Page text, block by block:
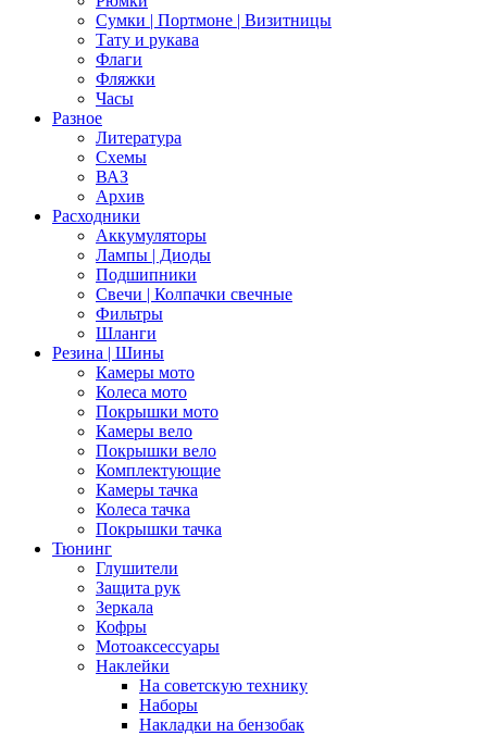
Сумки | Портмоне | Визитницы
Тату и рукава
Флаги
Фляжки
Часы
Разное
Литература
Схемы
ВАЗ
Архив
Расходники
Аккумуляторы
Лампы | Диоды
Подшипники
Свечи | Колпачки свечные
Фильтры
Шланги
Резина | Шины
Камеры мото
Колеса мото
Покрышки мото
Камеры вело
Покрышки вело
Комплектующие
Камеры тачка
Колеса тачка
Покрышки тачка
Тюнинг
Глушители
Защита рук
Зеркала
Кофры
Мотоаксессуары
Наклейки
На советскую технику
Наборы
Накладки на бензобак